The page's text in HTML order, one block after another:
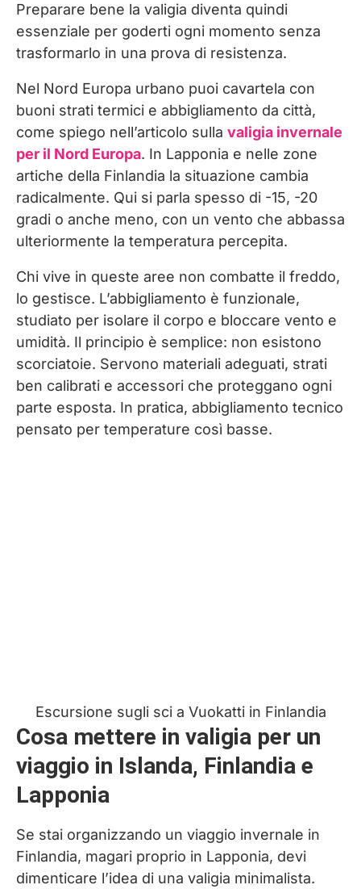
Preparare bene la valigia diventa quindi
essenziale per goderti ogni momento senza
trasformarlo in una prova di resistenza.
Nel Nord Europa urbano puoi cavartela con
buoni strati termici e abbigliamento da città,
come spiego nell’articolo sulla valigia invernale
per il Nord Europa. In Lapponia e nelle zone
artiche della Finlandia la situazione cambia
radicalmente. Qui si parla spesso di -15, -20
gradi o anche meno, con un vento che abbassa
ulteriormente la temperatura percepita.
Chi vive in queste aree non combatte il freddo,
lo gestisce. L’abbigliamento è funzionale,
studiato per isolare il corpo e bloccare vento e
umidità. Il principio è semplice: non esistono
scorciatoie. Servono materiali adeguati, strati
ben calibrati e accessori che proteggano ogni
parte esposta. In pratica, abbigliamento tecnico
pensato per temperature così basse.
Escursione sugli sci a Vuokatti in Finlandia
Cosa mettere in valigia per un
viaggio in Islanda, Finlandia e
Lapponia
Se stai organizzando un viaggio invernale in
Finlandia, magari proprio in Lapponia, devi
dimenticare l’idea di una valigia minimalista.